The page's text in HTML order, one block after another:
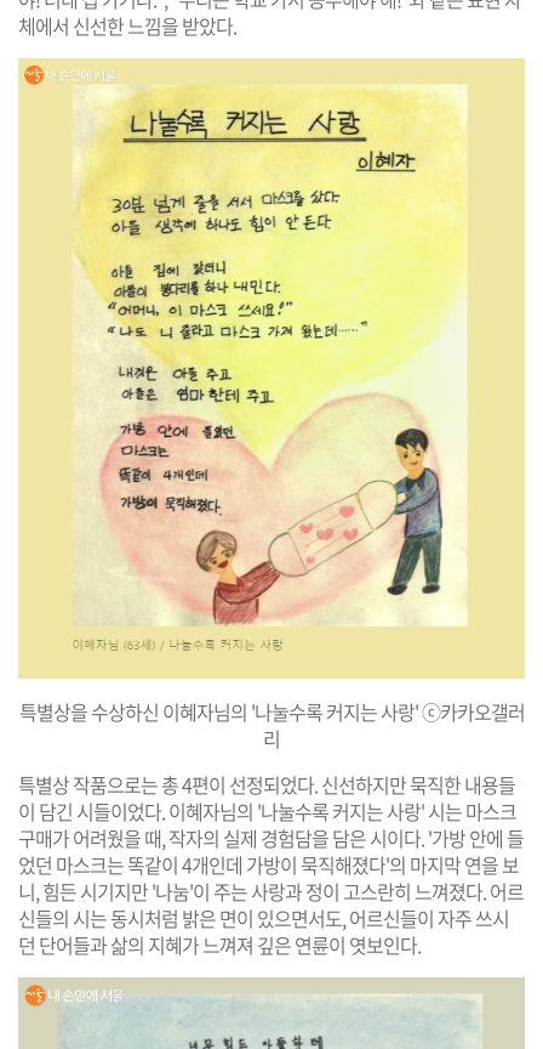
체에서 신선한 느낌을 받았다.
특별상을 수상하신 이혜자님의 '나눌수록 커지는 사랑' ⓒ카카오갤러
리
특별상 작품으로는 총 4편이 선정되었다. 신선하지만 묵직한 내용들
이 담긴 시들이었다. 이혜자님의 '나눌수록 커지는 사랑' 시는 마스크
구매가 어려웠을 때, 작자의 실제 경험담을 담은 시이다. '가방 안에 들
었던 마스크는 똑같이 4개인데 가방이 묵직해졌다'의 마지막 연을 보
니, 힘든 시기지만 '나눔'이 주는 사랑과 정이 고스란히 느껴졌다. 어르
신들의 시는 동시처럼 밝은 면이 있으면서도, 어르신들이 자주 쓰시
던 단어들과 삶의 지혜가 느껴져 깊은 연륜이 엿보인다.